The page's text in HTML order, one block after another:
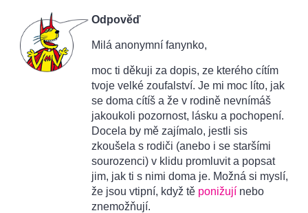
Odpověď
Milá anonymní fanynko,
moc ti děkuji za dopis, ze kterého cítím
tvoje velké zoufalství. Je mi moc líto, jak
se doma cítíš a že v rodině nevnímáš
jakoukoli pozornost, lásku a pochopení.
Docela by mě zajímalo, jestli sis
zkoušela s rodiči (anebo i se staršími
sourozenci) v klidu promluvit a popsat
jim, jak ti s nimi doma je. Možná si myslí,
že jsou vtipní, když tě ponižují nebo
znemožňují.